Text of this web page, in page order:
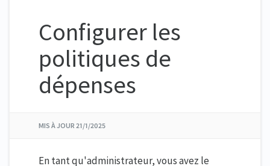
Configurer les
politiques de
dépenses
MIS À JOUR 21/1/2025
En tant qu'administrateur, vous avez le